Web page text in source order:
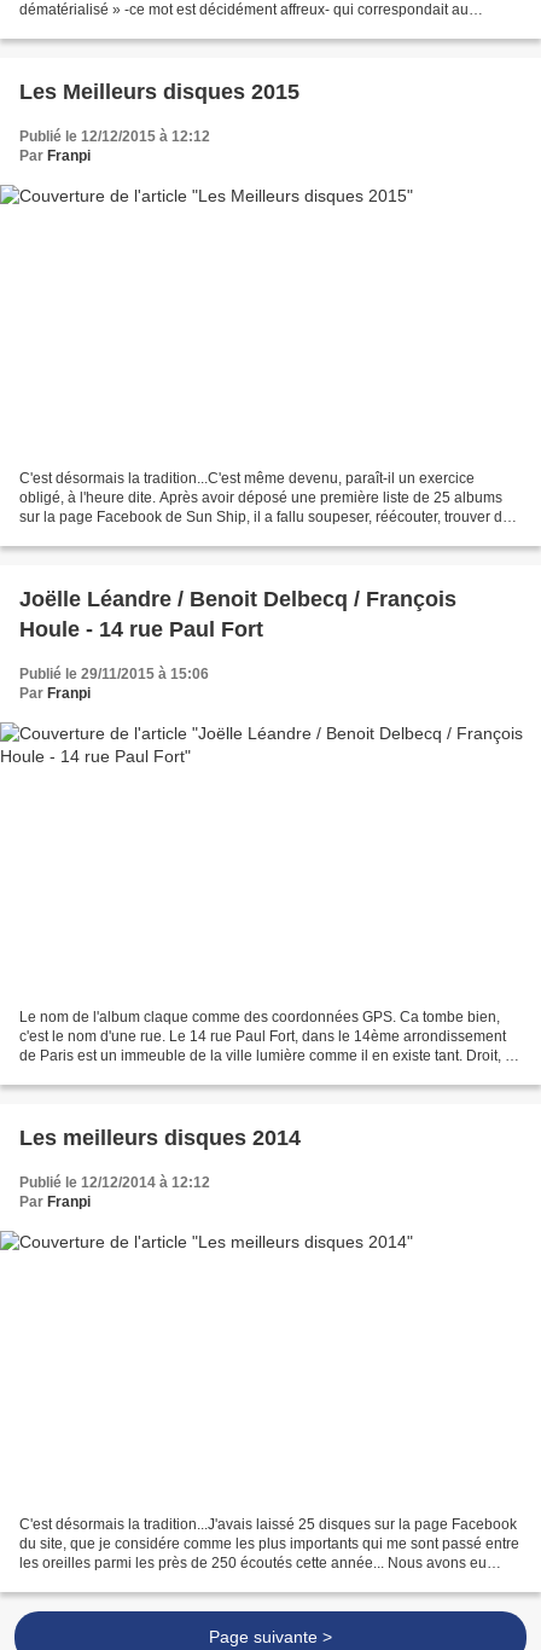
dématérialisé » -ce mot est décidément affreux- qui correspondait au
Les Meilleurs disques 2015
Publié le 12/12/2015 à 12:12
Par Franpi
C'est désormais la tradition...C'est même devenu, paraît-il un exercice
obligé, à l'heure dite. Après avoir déposé une première liste de 25 albums
sur la page Facebook de Sun Ship, il a fallu soupeser, réécouter, trouver de
Joëlle Léandre / Benoit Delbecq / François
Houle - 14 rue Paul Fort
Publié le 29/11/2015 à 15:06
Par Franpi
Le nom de l'album claque comme des coordonnées GPS. Ca tombe bien,
c'est le nom d'une rue. Le 14 rue Paul Fort, dans le 14ème arrondissement
de Paris est un immeuble de la ville lumière comme il en existe tant. Droit, un
Les meilleurs disques 2014
Publié le 12/12/2014 à 12:12
Par Franpi
C'est désormais la tradition...J'avais laissé 25 disques sur la page Facebook
du site, que je considére comme les plus importants qui me sont passé entre
les oreilles parmi les près de 250 écoutés cette année... Nous avons eu
Page suivante >